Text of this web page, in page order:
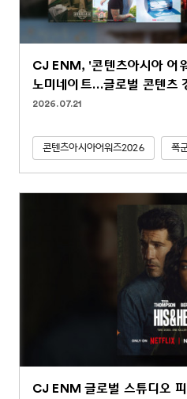
CJ ENM, '콘텐츠아시아 어
노미네이트…글로벌 콘텐츠
2026.07.21
콘텐츠아시아어워즈2026 폭
CJ ENM 글로벌 스튜디오